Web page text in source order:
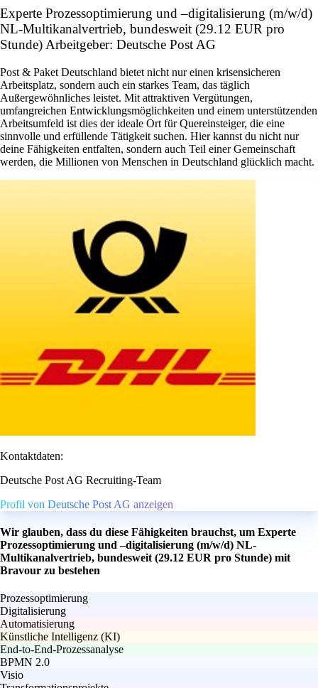
Experte Prozessoptimierung und –digitalisierung (m/w/d)
NL-Multikanalvertrieb, bundesweit (29.12 EUR pro
Stunde) Arbeitgeber: Deutsche Post AG
Post & Paket Deutschland bietet nicht nur einen krisensicheren
Arbeitsplatz, sondern auch ein starkes Team, das täglich
Außergewöhnliches leistet. Mit attraktiven Vergütungen,
umfangreichen Entwicklungsmöglichkeiten und einem unterstützenden
Arbeitsumfeld ist dies der ideale Ort für Quereinsteiger, die eine
sinnvolle und erfüllende Tätigkeit suchen. Hier kannst du nicht nur
deine Fähigkeiten entfalten, sondern auch Teil einer Gemeinschaft
werden, die Millionen von Menschen in Deutschland glücklich macht.
Kontaktdaten:
Deutsche Post AG Recruiting-Team
Profil von Deutsche Post AG anzeigen
Wir glauben, dass du diese Fähigkeiten brauchst, um Experte
Prozessoptimierung und –digitalisierung (m/w/d) NL-
Multikanalvertrieb, bundesweit (29.12 EUR pro Stunde) mit
Bravour zu bestehen
Prozessoptimierung
Digitalisierung
Automatisierung
Künstliche Intelligenz (KI)
End-to-End-Prozessanalyse
BPMN 2.0
Visio